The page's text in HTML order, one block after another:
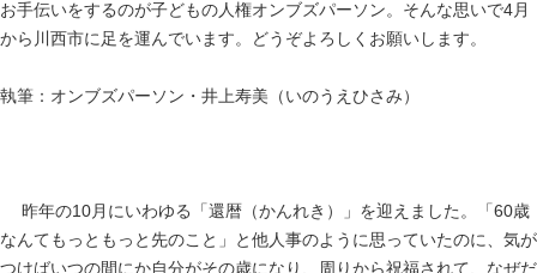
お手伝いをするのが子どもの人権オンブズパーソン。そんな思いで4月
から川西市に足を運んでいます。どうぞよろしくお願いします。
執筆：オンブズパーソン・井上寿美（いのうえひさみ）
昨年の10月にいわゆる「還暦（かんれき）」を迎えました。「60歳
なんてもっともっと先のこと」と他人事のように思っていたのに、気が
つけばいつの間にか自分がその歳になり、周りから祝福されて、なぜだ